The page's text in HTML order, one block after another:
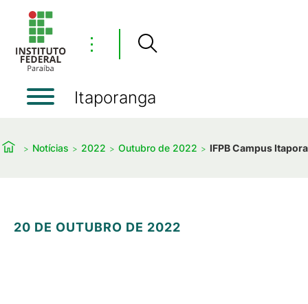
⋮
Itaporanga
Notícias 2022 Outubro de 2022 IFPB Campus
20 DE OUTUBRO DE 2022